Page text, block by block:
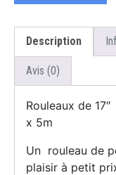
Description
Avis (0)
Rouleaux de
x 5m
Un rouleau de
plaisir à petit